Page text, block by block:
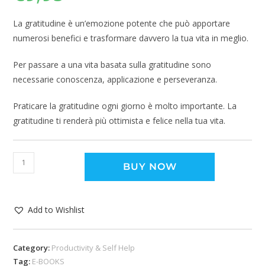
La gratitudine è un’emozione potente che può apportare
numerosi benefici e trasformare davvero la tua vita in meglio.
Per passare a una vita basata sulla gratitudine sono
necessarie conoscenza, applicazione e perseveranza.
Praticare la gratitudine ogni giorno è molto importante. La
gratitudine ti renderà più ottimista e felice nella tua vita.
BUY NOW
Add to Wishlist
Category: Productivity & Self Help
Tag: E-BOOKS